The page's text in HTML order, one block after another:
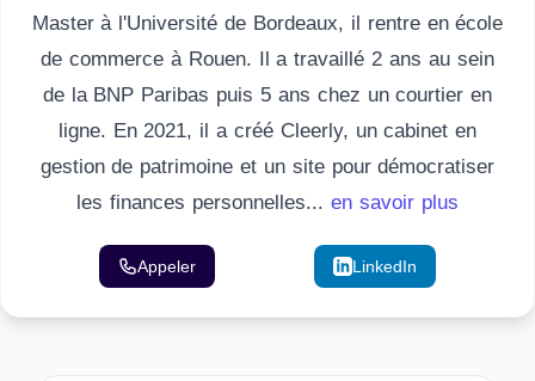
Master à l'Université de Bordeaux, il rentre en école
de commerce à Rouen. Il a travaillé 2 ans au sein
de la BNP Paribas puis 5 ans chez un courtier en
ligne. En 2021, il a créé Cleerly, un cabinet en
gestion de patrimoine et un site pour démocratiser
les finances personnelles... en savoir plus
Appeler LinkedIn